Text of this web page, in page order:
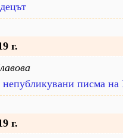
г.
непубликувани писма
г.